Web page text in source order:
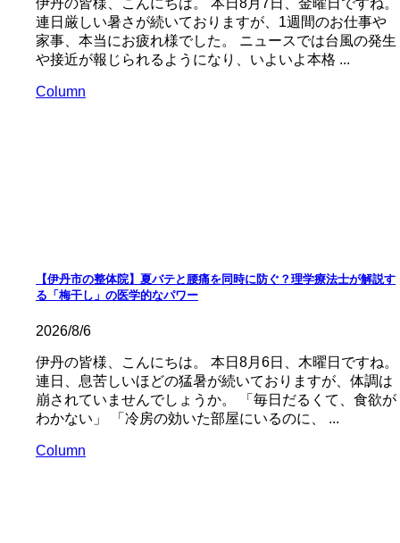
連日厳しい暑さが続いておりますが、1週間のお仕事や
家事、本当にお疲れ様でした。 ニュースでは台風の発生
や接近が報じられるようになり、いよいよ本格 ...
Column
【伊丹市の整体院】夏バテと腰痛を同時に防ぐ？理学療法士が解説す
る「梅干し」の医学的なパワー
2026/8/6
伊丹の皆様、こんにちは。 本日8月6日、木曜日ですね。
連日、息苦しいほどの猛暑が続いておりますが、体調は
崩されていませんでしょうか。 「毎日だるくて、食欲が
わかない」 「冷房の効いた部屋にいるのに、 ...
Column